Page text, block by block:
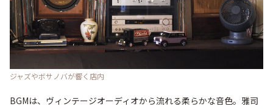
ジャズやボサノバが響く店内
BGMは、ヴィンテージオーディオから流れる柔らかな音色。雅司